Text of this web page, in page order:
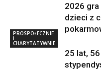
2026 gra
dzieci z
PROSPOŁECZNIE
i
CHARYTATYWNIE
25 lat,